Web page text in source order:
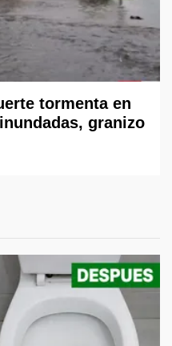
tormenta en
granizo